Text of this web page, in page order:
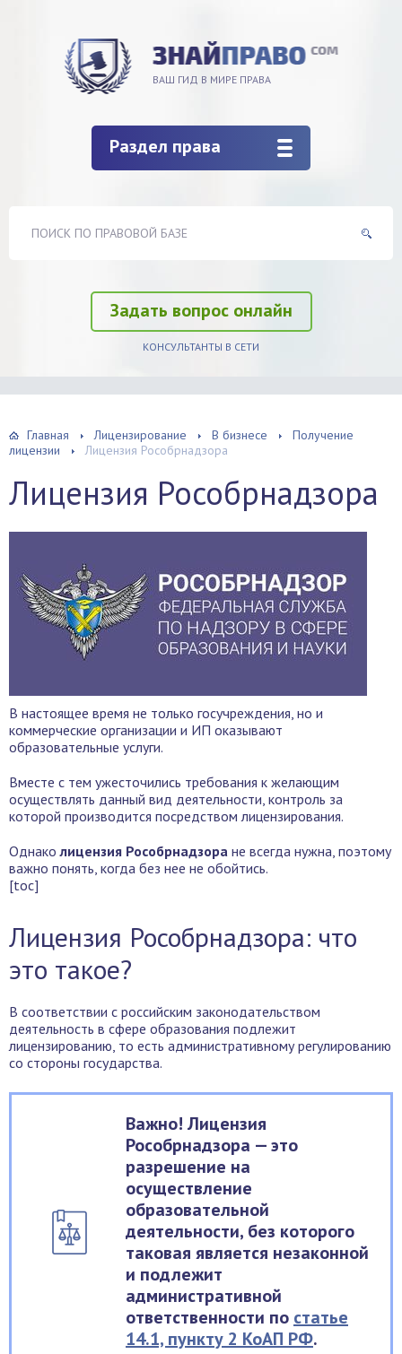
ВАШ ГИД В МИРЕ ПРАВА
Раздел права
Задать вопрос онлайн
КОНСУЛЬТАНТЫ В СЕТИ
Главная Лицензирование В бизнесе
Получение
лицензии
Лицензия Рособрнадзора
Лицензия Рособрнадзора
В настоящее время не только госучреждения, но и
коммерческие организации и ИП оказывают
образовательные услуги.
Вместе с тем ужесточились требования к желающим
осуществлять данный вид деятельности, контроль за
которой производится посредством лицензирования.
Однаколицензия Рособрнадзора не всегда нужна, поэтому
важно понять, когда без нее не обойтись.
[toc]
Лицензия Рособрнадзора: что
это такое?
В соответствии с российским законодательством
деятельность в сфере образования подлежит
лицензированию, то есть административному регулированию
со стороны государства.
Важно! Лицензия
Рособрнадзора — это
разрешение на
осуществление
образовательной
деятельности, без которого
таковая является незаконной
и подлежит
административной
ответственности по статье
14.1, пункту 2 КоАП РФ.